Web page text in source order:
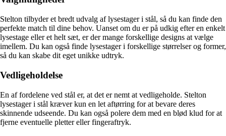
Stelton tilbyder et bredt udvalg af lysestager i stål, så du kan finde den
perfekte match til dine behov. Uanset om du er på udkig efter en enkelt
lysestage eller et helt sæt, er der mange forskellige designs at vælge
imellem. Du kan også finde lysestager i forskellige størrelser og former,
så du kan skabe dit eget unikke udtryk.
Vedligeholdelse
En af fordelene ved stål er, at det er nemt at vedligeholde. Stelton
lysestager i stål kræver kun en let aftørring for at bevare deres
skinnende udseende. Du kan også polere dem med en blød klud for at
fjerne eventuelle pletter eller fingeraftryk.